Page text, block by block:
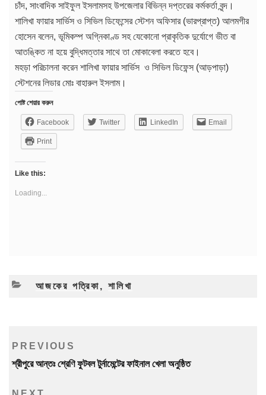
চাঁদ, সাংবাদিক সাইফুল ইসলামসহ উপজেলার বিভিন্ন দপ্তরের কর্মকর্তা বৃন্দ।
শালিখা ফায়ার সার্ভিস ও সিভিল ডিফেন্সের স্টেশন অফিসার (ভারপ্রাপ্ত) আলমগীর
হোসেন বলেন, ভূমিকম্প অগ্নিকাণ্ড সহ যেকোনো প্রাকৃতিক দুর্যোগে ভীত বা
আতঙ্কিত না হয়ে বুদ্ধিমত্তার সাথে তা মোকাবেলা করতে হবে।
মহড়া পরিচালনা করেন শালিখা ফায়ার সার্ভিস ও সিভিল ডিফেন্স (আড়পাড়া)
স্টেশনের লিডার মোঃ বাহারুল ইসলাম।
পোষ্ট শেয়ার করুন
Facebook Twitter LinkedIn Email
Print
Like this:
Loading...
CATEGORIES
আজকের পত্রিকা,শালিখা
Post
navigation
Previous
Post
PREVIOUS
শ্রীপুরে আন্তঃ শ্রেণি ফুটবল টুর্নামেন্টের ফাইনাল খেলা অনুষ্ঠিত
Next